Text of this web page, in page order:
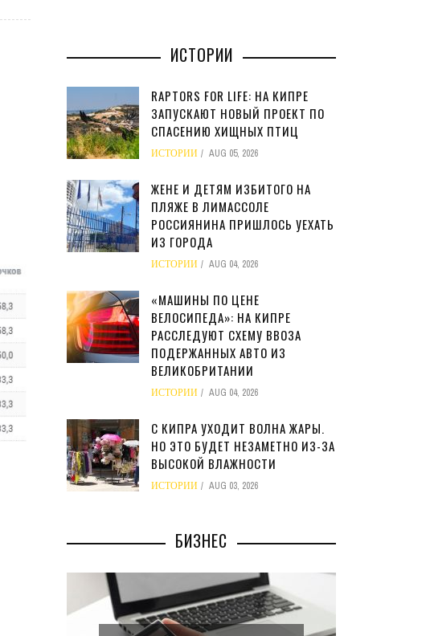
ИСТОРИИ
RAPTORS FOR LIFE: НА КИПРЕ
ЗАПУСКАЮТ НОВЫЙ ПРОЕКТ ПО
СПАСЕНИЮ ХИЩНЫХ ПТИЦ
ИСТОРИИ AUG 05, 2026
ЖЕНЕ И ДЕТЯМ ИЗБИТОГО НА
ПЛЯЖЕ В ЛИМАССОЛЕ
РОССИЯНИНА ПРИШЛОСЬ УЕХАТЬ
ИЗ ГОРОДА
ИСТОРИИ AUG 04, 2026
«МАШИНЫ ПО ЦЕНЕ
ВЕЛОСИПЕДА»: НА КИПРЕ
РАССЛЕДУЮТ СХЕМУ ВВОЗА
ПОДЕРЖАННЫХ АВТО ИЗ
ВЕЛИКОБРИТАНИИ
ИСТОРИИ AUG 04, 2026
С КИПРА УХОДИТ ВОЛНА ЖАРЫ.
НО ЭТО БУДЕТ НЕЗАМЕТНО ИЗ-ЗА
ВЫСОКОЙ ВЛАЖНОСТИ
ИСТОРИИ AUG 03, 2026
БИЗНЕС